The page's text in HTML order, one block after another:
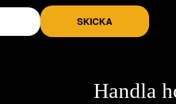
SKICKA
Handla